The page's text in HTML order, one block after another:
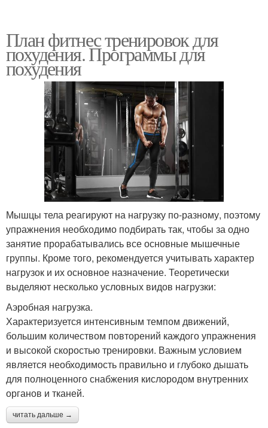
План фитнес тренировок для
похудения. Программы для
похудения
Мышцы тела реагируют на нагрузку по-разному, поэтому
упражнения необходимо подбирать так, чтобы за одно
занятие прорабатывались все основные мышечные
группы. Кроме того, рекомендуется учитывать характер
нагрузок и их основное назначение. Теоретически
выделяют несколько условных видов нагрузки:
Аэробная нагрузка.
Характеризуется интенсивным темпом движений,
большим количеством повторений каждого упражнения
и высокой скоростью тренировки. Важным условием
является необходимость правильно и глубоко дышать
для полноценного снабжения кислородом внутренних
органов и тканей.
читать дальше →